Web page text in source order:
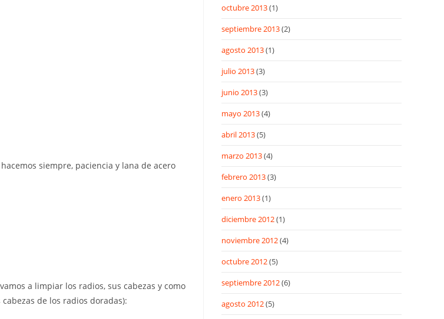
siempre, paciencia y lana de acero
a limpiar los radios, sus cabezas y como
de los radios doradas):
octubre 2013(1)
septiembre 2013(2)
agosto 2013(1)
julio 2013(3)
junio 2013(3)
mayo 2013(4)
abril 2013(5)
marzo 2013(4)
febrero 2013(3)
enero 2013(1)
diciembre 2012(1)
noviembre 2012(4)
octubre 2012(5)
septiembre 2012(6)
agosto 2012(5)